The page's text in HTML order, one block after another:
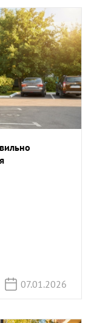
07.01.2026